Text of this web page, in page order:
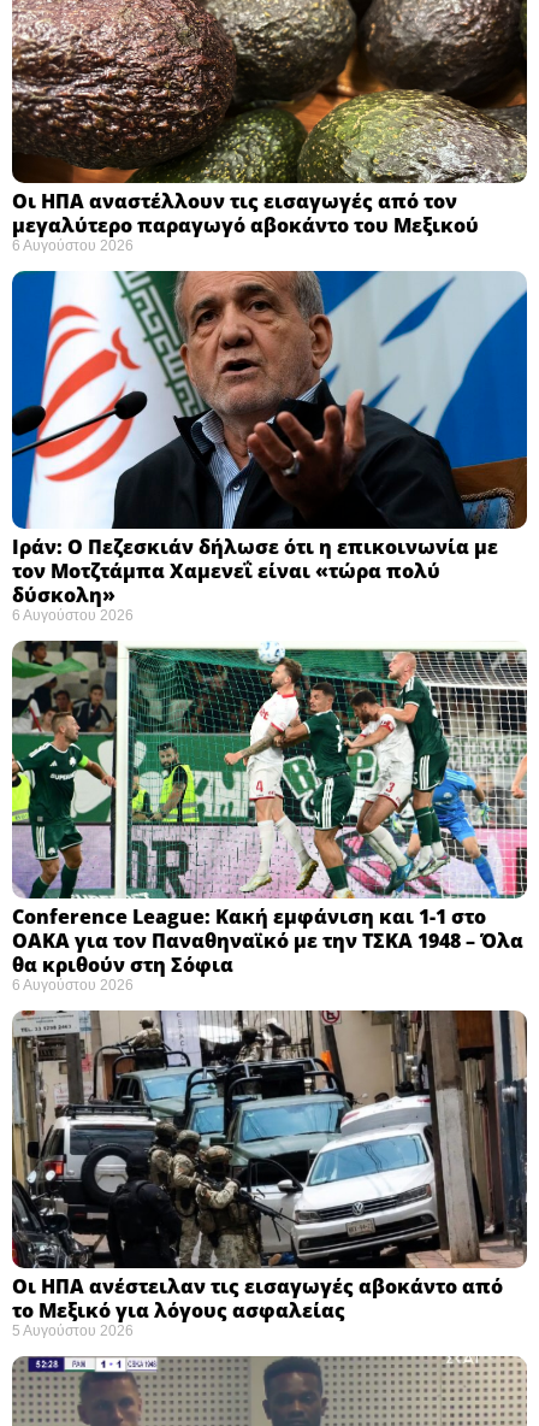
Οι ΗΠΑ αναστέλλουν τις εισαγωγές από τον
μεγαλύτερο παραγωγό αβοκάντο του Μεξικού ​
6 Αυγούστου 2026
Ιράν: Ο Πεζεσκιάν δήλωσε ότι η επικοινωνία με
τον Μοτζτάμπα Χαμενεΐ είναι «τώρα πολύ
δύσκολη» ​
6 Αυγούστου 2026
Conference League: Κακή εμφάνιση και 1-1 στο
ΟΑΚΑ για τον Παναθηναϊκό με την ΤΣΚΑ 1948 – Όλα
θα κριθούν στη Σόφια ​
6 Αυγούστου 2026
Οι ΗΠΑ ανέστειλαν τις εισαγωγές αβοκάντο από
το Μεξικό για λόγους ασφαλείας
5 Αυγούστου 2026